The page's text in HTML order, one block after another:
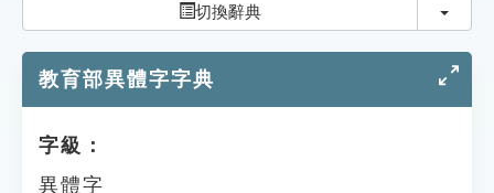
貓頭鷹博士
切換辭典 切換
教育部異體字字典
字級：
異體字